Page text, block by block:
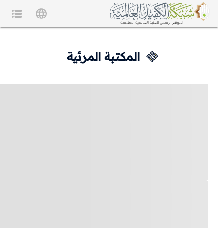
المكتبة المرئية